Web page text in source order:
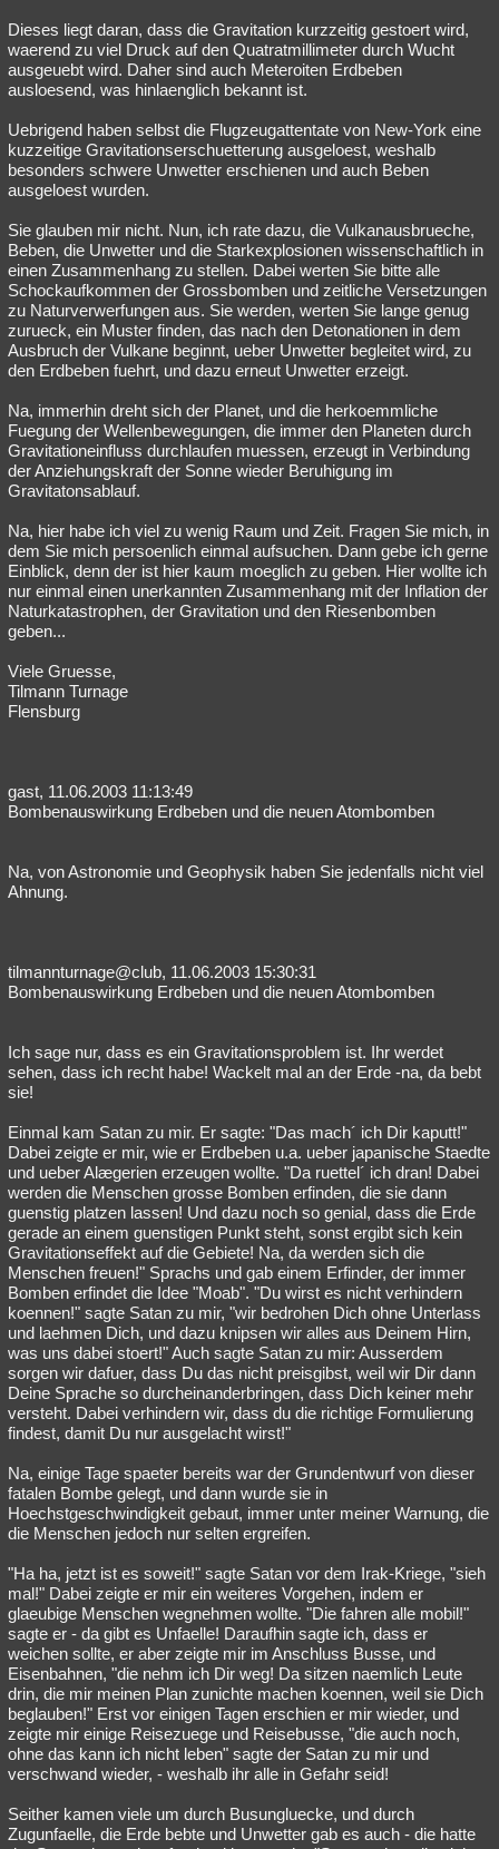
Dieses liegt daran, dass die Gravitation kurzzeitig gestoert wird,
waerend zu viel Druck auf den Quatratmillimeter durch Wucht
ausgeuebt wird. Daher sind auch Meteroiten Erdbeben
ausloesend, was hinlaenglich bekannt ist.
Uebrigend haben selbst die Flugzeugattentate von New-York eine
kuzzeitige Gravitationserschuetterung ausgeloest, weshalb
besonders schwere Unwetter erschienen und auch Beben
ausgeloest wurden.
Sie glauben mir nicht. Nun, ich rate dazu, die Vulkanausbrueche,
Beben, die Unwetter und die Starkexplosionen wissenschaftlich in
einen Zusammenhang zu stellen. Dabei werten Sie bitte alle
Schockaufkommen der Grossbomben und zeitliche Versetzungen
zu Naturverwerfungen aus. Sie werden, werten Sie lange genug
zurueck, ein Muster finden, das nach den Detonationen in dem
Ausbruch der Vulkane beginnt, ueber Unwetter begleitet wird, zu
den Erdbeben fuehrt, und dazu erneut Unwetter erzeigt.
Na, immerhin dreht sich der Planet, und die herkoemmliche
Fuegung der Wellenbewegungen, die immer den Planeten durch
Gravitationeinfluss durchlaufen muessen, erzeugt in Verbindung
der Anziehungskraft der Sonne wieder Beruhigung im
Gravitatonsablauf.
Na, hier habe ich viel zu wenig Raum und Zeit. Fragen Sie mich, in
dem Sie mich persoenlich einmal aufsuchen. Dann gebe ich gerne
Einblick, denn der ist hier kaum moeglich zu geben. Hier wollte ich
nur einmal einen unerkannten Zusammenhang mit der Inflation der
Naturkatastrophen, der Gravitation und den Riesenbomben
geben...
Viele Gruesse,
Tilmann Turnage
Flensburg
gast, 11.06.2003 11:13:49
Bombenauswirkung Erdbeben und die neuen Atombomben
Na, von Astronomie und Geophysik haben Sie jedenfalls nicht viel
Ahnung.
tilmannturnage@club, 11.06.2003 15:30:31
Bombenauswirkung Erdbeben und die neuen Atombomben
Ich sage nur, dass es ein Gravitationsproblem ist. Ihr werdet
sehen, dass ich recht habe! Wackelt mal an der Erde -na, da bebt
sie!
Einmal kam Satan zu mir. Er sagte: "Das mach´ ich Dir kaputt!"
Dabei zeigte er mir, wie er Erdbeben u.a. ueber japanische Staedte
und ueber Alægerien erzeugen wollte. "Da ruettel´ ich dran! Dabei
werden die Menschen grosse Bomben erfinden, die sie dann
guenstig platzen lassen! Und dazu noch so genial, dass die Erde
gerade an einem guenstigen Punkt steht, sonst ergibt sich kein
Gravitationseffekt auf die Gebiete! Na, da werden sich die
Menschen freuen!" Sprachs und gab einem Erfinder, der immer
Bomben erfindet die Idee "Moab". "Du wirst es nicht verhindern
koennen!" sagte Satan zu mir, "wir bedrohen Dich ohne Unterlass
und laehmen Dich, und dazu knipsen wir alles aus Deinem Hirn,
was uns dabei stoert!" Auch sagte Satan zu mir: Ausserdem
sorgen wir dafuer, dass Du das nicht preisgibst, weil wir Dir dann
Deine Sprache so durcheinanderbringen, dass Dich keiner mehr
versteht. Dabei verhindern wir, dass du die richtige Formulierung
findest, damit Du nur ausgelacht wirst!"
Na, einige Tage spaeter bereits war der Grundentwurf von dieser
fatalen Bombe gelegt, und dann wurde sie in
Hoechstgeschwindigkeit gebaut, immer unter meiner Warnung, die
die Menschen jedoch nur selten ergreifen.
"Ha ha, jetzt ist es soweit!" sagte Satan vor dem Irak-Kriege, "sieh
mal!" Dabei zeigte er mir ein weiteres Vorgehen, indem er
glaeubige Menschen wegnehmen wollte. "Die fahren alle mobil!"
sagte er - da gibt es Unfaelle! Daraufhin sagte ich, dass er
weichen sollte, er aber zeigte mir im Anschluss Busse, und
Eisenbahnen, "die nehm ich Dir weg! Da sitzen naemlich Leute
drin, die mir meinen Plan zunichte machen koennen, weil sie Dich
beglauben!" Erst vor einigen Tagen erschien er mir wieder, und
zeigte mir einige Reisezuege und Reisebusse, "die auch noch,
ohne das kann ich nicht leben" sagte der Satan zu mir und
verschwand wieder, - weshalb ihr alle in Gefahr seid!
Seither kamen viele um durch Busungluecke, und durch
Zugunfaelle, die Erde bebte und Unwetter gab es auch - die hatte